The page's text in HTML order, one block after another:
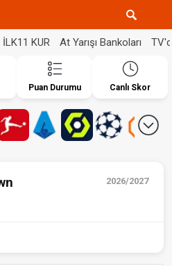
İLK11 KUR At Yarışı Bankoları
Puan Durumu Canlı Skor
2026/2027